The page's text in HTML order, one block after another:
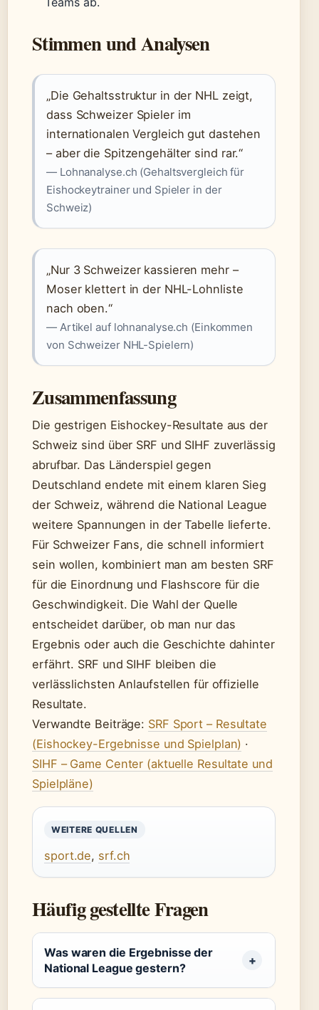
Stimmen und Analysen
„Die Gehaltsstruktur in der NHL zeigt,
dass Schweizer Spieler im
internationalen Vergleich gut dastehen
– aber die Spitzengehälter sind rar.“
— Lohnanalyse.ch (Gehaltsvergleich für
Eishockeytrainer und Spieler in der
Schweiz)
„Nur 3 Schweizer kassieren mehr –
Moser klettert in der NHL-Lohnliste
nach oben.“
— Artikel auf lohnanalyse.ch (Einkommen
von Schweizer NHL-Spielern)
Zusammenfassung
Die gestrigen Eishockey-Resultate aus der
Schweiz sind über SRF und SIHF zuverlässig
abrufbar. Das Länderspiel gegen
Deutschland endete mit einem klaren Sieg
der Schweiz, während die National League
weitere Spannungen in der Tabelle lieferte.
Für Schweizer Fans, die schnell informiert
sein wollen, kombiniert man am besten SRF
für die Einordnung und Flashscore für die
Geschwindigkeit. Die Wahl der Quelle
entscheidet darüber, ob man nur das
Ergebnis oder auch die Geschichte dahinter
erfährt. SRF und SIHF bleiben die
verlässlichsten Anlaufstellen für offizielle
Resultate.
Verwandte Beiträge: SRF Sport – Resultate
(Eishockey-Ergebnisse und Spielplan) ·
SIHF – Game Center (aktuelle Resultate und
Spielpläne)
WEITERE QUELLEN
sport.de, srf.ch
Häufig gestellte Fragen
Was waren die Ergebnisse der
National League gestern?